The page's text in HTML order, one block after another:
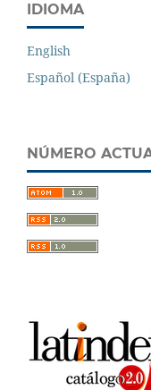
IDIOMA
English
Español (España)
NÚMERO